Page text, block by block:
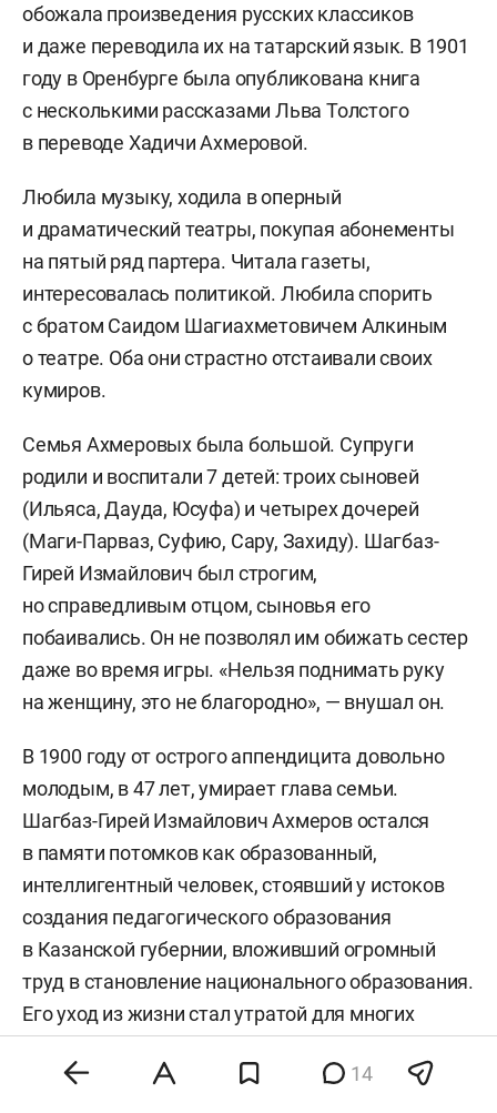
обожала произведения русских классиков
и даже переводила их на татарский язык. В 1901
году в Оренбурге была опубликована книга
с несколькими рассказами Льва Толстого
в переводе Хадичи Ахмеровой.
Любила музыку, ходила в оперный
и драматический театры, покупая абонементы
на пятый ряд партера. Читала газеты,
интересовалась политикой. Любила спорить
с братом Саидом Шагиахметовичем Алкиным
о театре. Оба они страстно отстаивали своих
кумиров.
Семья Ахмеровых была большой. Супруги
родили и воспитали 7 детей: троих сыновей
(Ильяса, Дауда, Юсуфа) и четырех дочерей
(Маги-Парваз, Суфию, Сару, Захиду). Шагбаз-
Гирей Измайлович был строгим,
но справедливым отцом, сыновья его
побаивались. Он не позволял им обижать сестер
даже во время игры. «Нельзя поднимать руку
на женщину, это не благородно», — внушал он.
В 1900 году от острого аппендицита довольно
молодым, в 47 лет, умирает глава семьи.
Шагбаз-Гирей Измайлович Ахмеров остался
в памяти потомков как образованный,
интеллигентный человек, стоявший у истоков
создания педагогического образования
в Казанской губернии, вложивший огромный
труд в становление национального образования.
Его уход из жизни стал утратой для многих
14